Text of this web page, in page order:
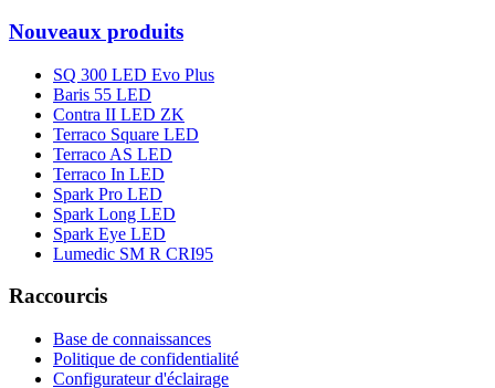
Nouveaux produits
SQ 300 LED Evo Plus
Baris 55 LED
Contra II LED ZK
Terraco Square LED
Terraco AS LED
Terraco In LED
Spark Pro LED
Spark Long LED
Spark Eye LED
Lumedic SM R CRI95
Raccourcis
Base de connaissances
Politique de confidentialité
Configurateur d'éclairage